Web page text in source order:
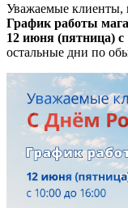
Уважаемые клиенты,
График работы
12 июня (пятница) с
остальные дни по